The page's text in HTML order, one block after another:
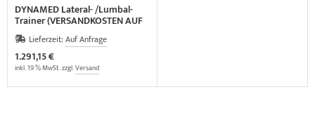
DYNAMED Lateral- /Lumbal-
Trainer (VERSANDKOSTEN AUF
ANFRAGE)
Lieferzeit: Auf Anfrage
1.291,15 €
inkl. 19 % MwSt. zzgl.Versand